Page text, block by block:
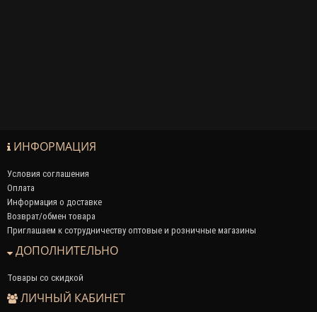
ИНФОРМАЦИЯ
Условия соглашения
Оплата
Информация о доставке
Возврат/обмен товара
Приглашаем к сотрудничеству оптовые и розничные магазины
ДОПОЛНИТЕЛЬНО
Товары со скидкой
ЛИЧНЫЙ КАБИНЕТ